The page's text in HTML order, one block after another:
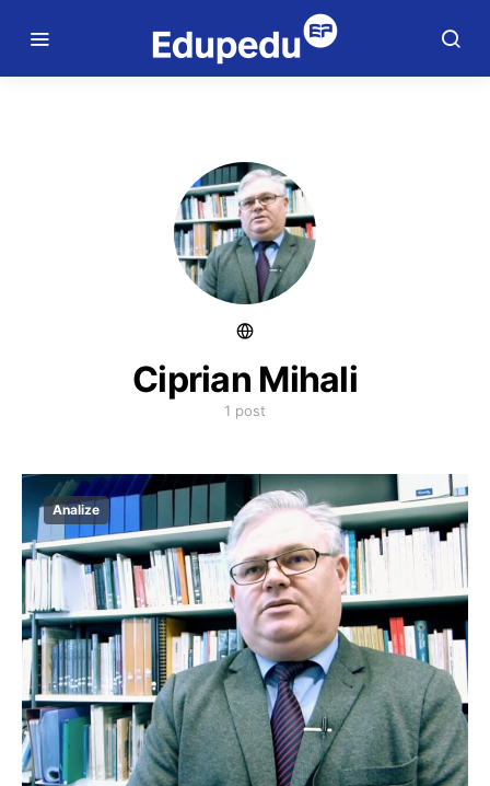
Ciprian Mihali
1 post
Analize